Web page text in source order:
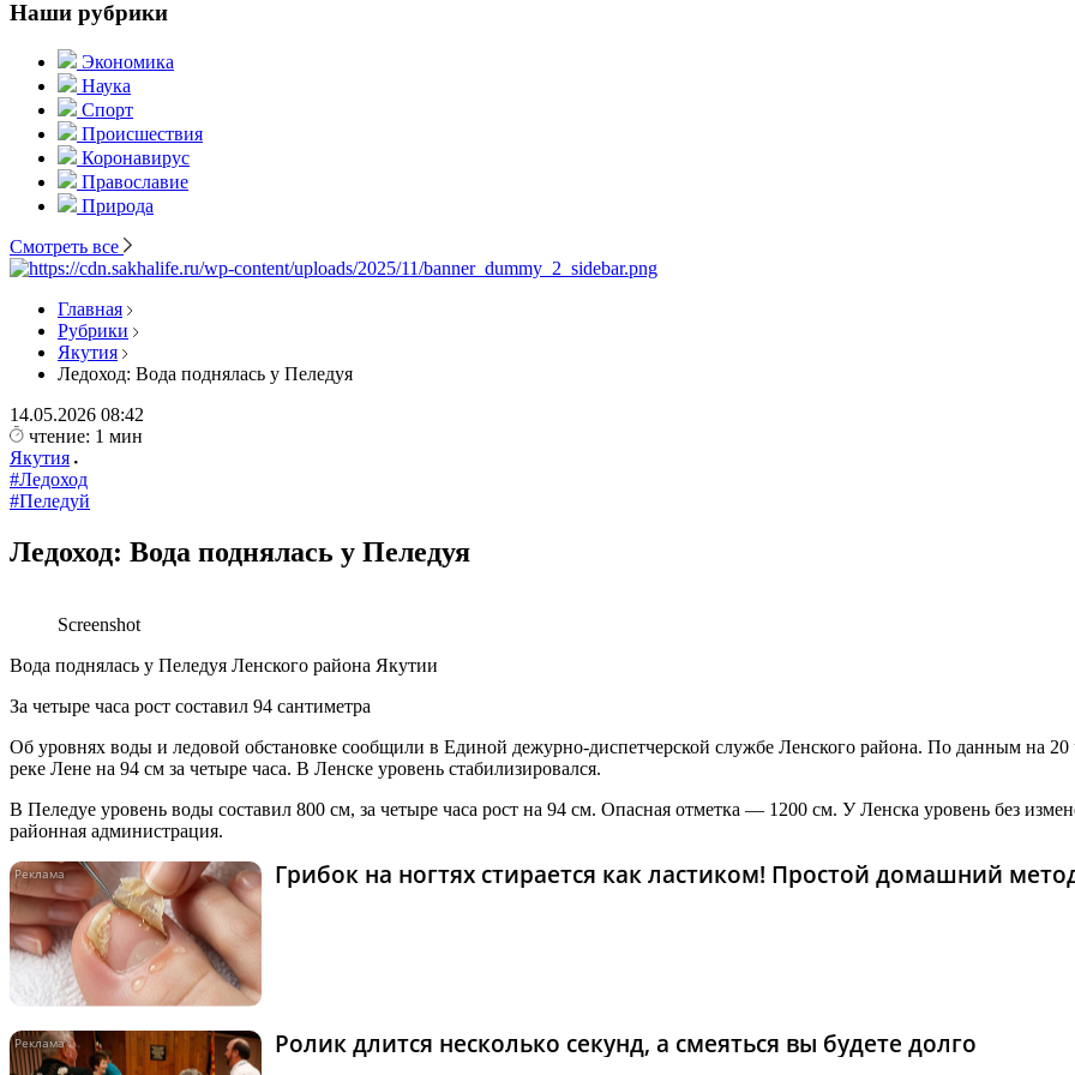
Наши рубрики
Экономика
Наука
Спорт
Происшествия
Коронавирус
Православие
Природа
Смотреть все
Главная
Рубрики
Якутия
Ледоход: Вода поднялась у Пеледуя
14.05.2026 08:42
чтение: 1 мин
Якутия
#Ледоход
#Пеледуй
Ледоход: Вода поднялась у Пеледуя
Screenshot
Вода поднялась у Пеледуя Ленского района Якутии
За четыре часа рост составил 94 сантиметра
Об уровнях воды и ледовой обстановке сообщили в Единой дежурно-диспетчерской службе Ленского района. По данным на
реке Лене на 94 см за четыре часа. В Ленске уровень стабилизировался.
В Пеледуе уровень воды составил 800 см, за четыре часа рост на 94 см. Опасная отметка — 1200 см. У Ленска уровень без
районная администрация.
Грибок на ногтях стирается как ластиком! Простой домашний
Ролик длится несколько секунд, а смеяться вы будете долго